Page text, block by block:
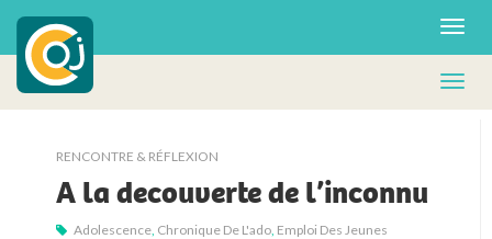
RENCONTRE & RÉFLEXION
A la decouverte de l’inconnu
Adolescence Chronique De L'ado Emploi Des Jeunes